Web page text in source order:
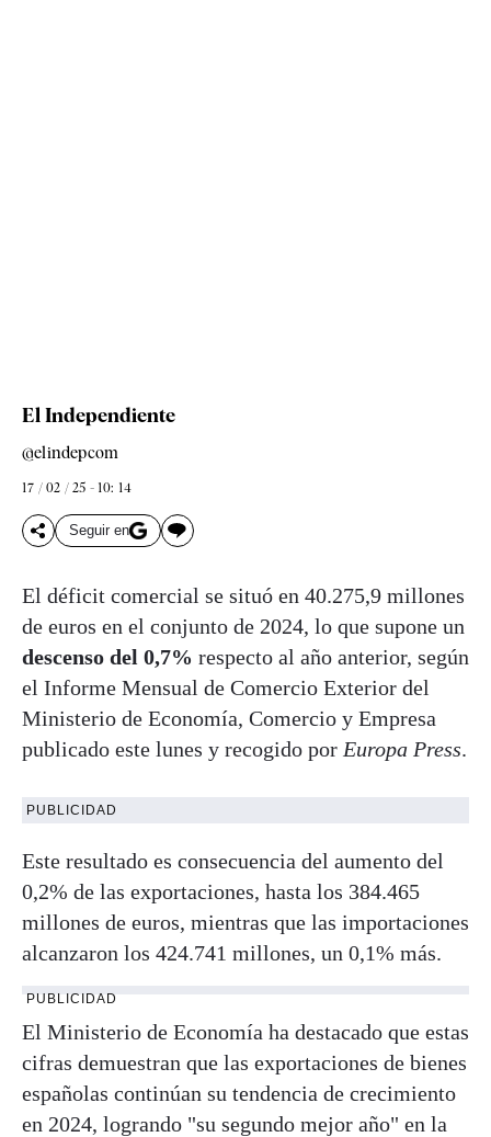
El Independiente
@elindepcom
17 / 02 / 25 - 10: 14
Seguir en
El déficit comercial se situó en 40.275,9 millones
de euros en el conjunto de 2024, lo que supone un
descenso del 0,7% respecto al año anterior, según
el Informe Mensual de Comercio Exterior del
Ministerio de Economía, Comercio y Empresa
publicado este lunes y recogido por Europa Press.
PUBLICIDAD
Este resultado es consecuencia del aumento del
0,2% de las exportaciones, hasta los 384.465
millones de euros, mientras que las importaciones
alcanzaron los 424.741 millones, un 0,1% más.
PUBLICIDAD
El Ministerio de Economía ha destacado que estas
cifras demuestran que las exportaciones de bienes
españolas continúan su tendencia de crecimiento
en 2024, logrando "su segundo mejor año" en la